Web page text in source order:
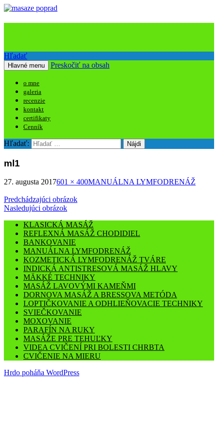
Hľadať
Hlavné menu Preskočiť na obsah
o mne
galeria
recenzie
kontakt
certifikaty
Cenník
Hľadať:
ml1
27. augusta 2017601 × 400MANUÁLNA LYMFODRENÁŽ
Predchádzajúci obrázok
Nasledujúci obrázok
KLASICKÁ MASÁŽ
REFLEXNÁ MASÁŽ CHODIDIEL
BANKOVANIE
MANUÁLNA LYMFODRENÁŽ
KOZMETICKÁ LYMFODRENÁŽ TVÁRE
INDICKÁ ANTISTRESOVÁ MASÁŽ HLAVY
MÄKKÉ TECHNIKY
MASÁŽ LAVOVÝMI KAMEŇMI
DORNOVA MASÁŽ A BRESSOVA METÓDA
LOPTIČKOVANIE A ODHLIEŇOVACIE TECHNIKY
SVIEČKOVANIE
MOXOVANIE
PARAFÍN NA RUKY
MASÁŽE PRE TEHUĽKY
VIDEA CVIČENÍ PRI BOLESTI CHRBTA
CVIČENIE NA MIERU
Hrdo poháňa WordPress